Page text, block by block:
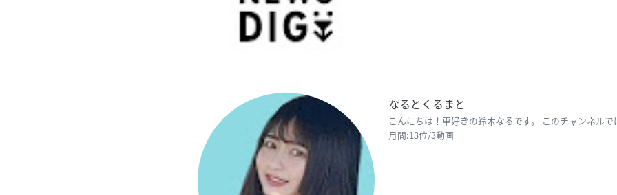
なるとくるまと
月間:13位/3動画